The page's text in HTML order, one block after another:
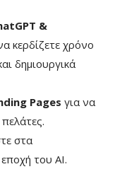
&
κερδίζετε χρόνο
δημιουργικά
Pages για να
στα
του AI.